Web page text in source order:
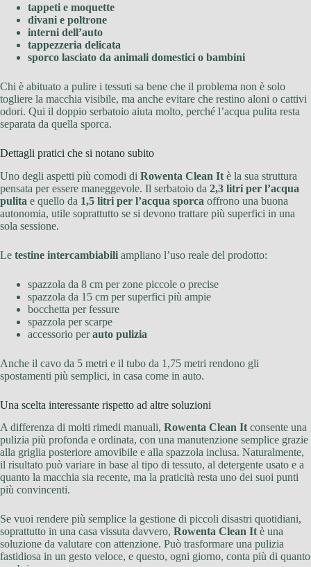
tappeti e moquette
divani e poltrone
interni dell’auto
tappezzeria delicata
sporco lasciato da animali domestici o bambini
Chi è abituato a pulire i tessuti sa bene che il problema non è solo
togliere la macchia visibile, ma anche evitare che restino aloni o cattivi
odori. Qui il doppio serbatoio aiuta molto, perché l’acqua pulita resta
separata da quella sporca.
Dettagli pratici che si notano subito
Uno degli aspetti più comodi di Rowenta Clean It è la sua struttura
pensata per essere maneggevole. Il serbatoio da 2,3 litri per l’acqua
pulita e quello da 1,5 litri per l’acqua sporca offrono una buona
autonomia, utile soprattutto se si devono trattare più superfici in una
sola sessione.
Le testine intercambiabili ampliano l’uso reale del prodotto:
spazzola da 8 cm per zone piccole o precise
spazzola da 15 cm per superfici più ampie
bocchetta per fessure
spazzola per scarpe
accessorio perauto pulizia
Anche il cavo da 5 metri e il tubo da 1,75 metri rendono gli
spostamenti più semplici, in casa come in auto.
Una scelta interessante rispetto ad altre soluzioni
A differenza di molti rimedi manuali, Rowenta Clean Itconsente una
pulizia più profonda e ordinata, con una manutenzione semplice grazie
alla griglia posteriore amovibile e alla spazzola inclusa. Naturalmente,
il risultato può variare in base al tipo di tessuto, al detergente usato e a
quanto la macchia sia recente, ma la praticità resta uno dei suoi punti
più convincenti.
Se vuoi rendere più semplice la gestione di piccoli disastri quotidiani,
soprattutto in una casa vissuta davvero, Rowenta Clean Itè una
soluzione da valutare con attenzione. Può trasformare una pulizia
fastidiosa in un gesto veloce, e questo, ogni giorno, conta più di quanto